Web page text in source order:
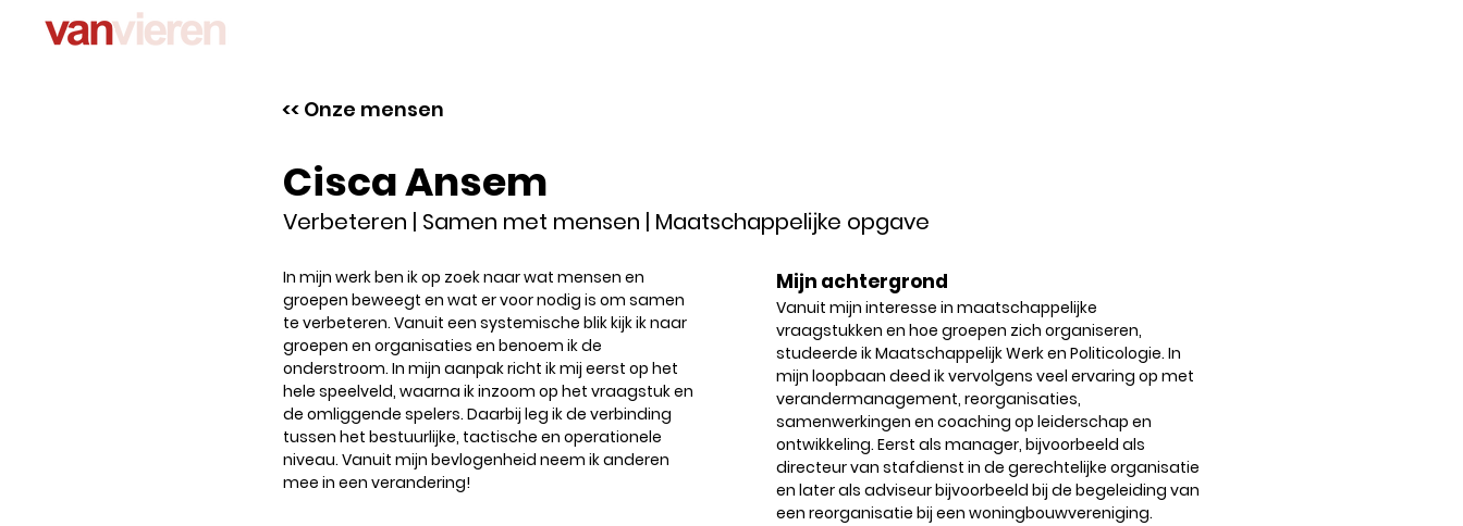
<< Onze mensen
Cisca Ansem
Verbeteren | Samen met mensen | Maatschappelijke opgave
In mijn werk ben ik op zoek naar wat mensen en
groepen beweegt en wat er voor nodig is om samen
te verbeteren. Vanuit een systemische blik kijk ik naar
groepen en organisaties en benoem ik de
onderstroom. In mijn aanpak richt ik mij eerst op het
hele speelveld, waarna ik inzoom op het vraagstuk en
de omliggende spelers. Daarbij leg ik de verbinding
tussen het bestuurlijke, tactische en operationele
niveau. Vanuit mijn bevlogenheid neem ik anderen
mee in een verandering!
Mijn achtergrond
Vanuit mijn interesse in maatschappelijke
vraagstukken en hoe groepen zich organiseren,
studeerde ik Maatschappelijk Werk en Politicologie. In
mijn loopbaan deed ik vervolgens veel ervaring op met
verandermanagement, reorganisaties,
samenwerkingen en coaching op leiderschap en
ontwikkeling. Eerst als manager, bijvoorbeeld als
directeur van stafdienst in de gerechtelijke organisatie
en later als adviseur bijvoorbeeld bij de begeleiding van
een reorganisatie bij een woningbouwvereniging.